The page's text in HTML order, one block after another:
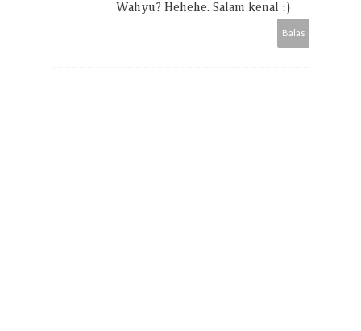
Wahyu? Hehehe. Salam kenal :)
Balas